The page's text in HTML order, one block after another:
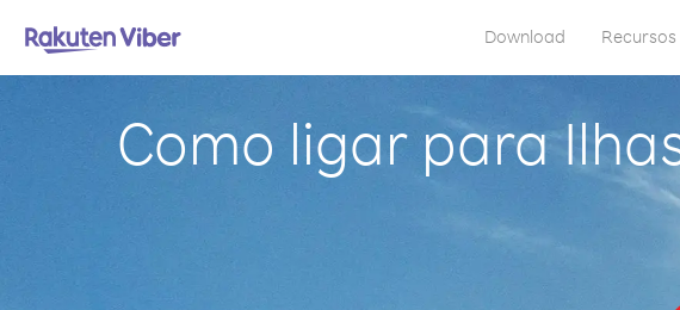
Download Recursos
Como ligar para